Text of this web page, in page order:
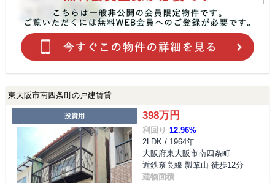
東大阪市南四条町の戸建賃貸
投資用 398万円
利回り 12.96%
2LDK / 1964年
大阪府東大阪市南四条町
近鉄奈良線 瓢箪山 徒歩12分
建物面積 -